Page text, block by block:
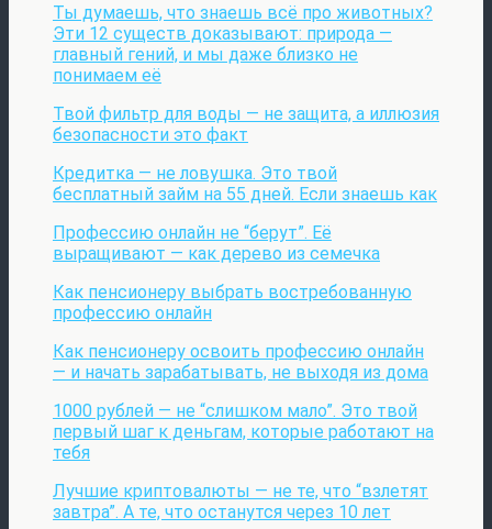
Ты думаешь, что знаешь всё про животных?
Эти 12 существ доказывают: природа —
главный гений, и мы даже близко не
понимаем её
Твой фильтр для воды — не защита, а иллюзия
безопасности это факт
Кредитка — не ловушка. Это твой
бесплатный займ на 55 дней. Если знаешь как
Профессию онлайн не “берут”. Её
выращивают — как дерево из семечка
Как пенсионеру выбрать востребованную
профессию онлайн
Как пенсионеру освоить профессию онлайн
— и начать зарабатывать, не выходя из дома
1000 рублей — не “слишком мало”. Это твой
первый шаг к деньгам, которые работают на
тебя
Лучшие криптовалюты — не те, что “взлетят
завтра”. А те, что останутся через 10 лет